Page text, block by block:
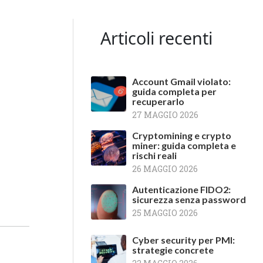
Articoli recenti
Account Gmail violato:
guida completa per
recuperarlo
27 MAGGIO 2026
Cryptomining e crypto
miner: guida completa e
rischi reali
26 MAGGIO 2026
Autenticazione FIDO2:
sicurezza senza password
25 MAGGIO 2026
Cyber security per PMI:
strategie concrete